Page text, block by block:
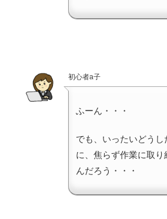
初心者a子
ふーん・・・
でも、いったいどう
に、焦らず作業に取り
んだろう・・・